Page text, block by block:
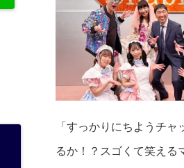
「すっかりにちようチ
るか！？スゴくて笑える